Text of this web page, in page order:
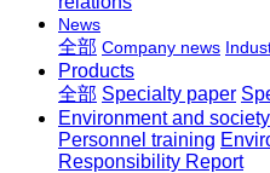
News
全部 Company news
Products
全部 Specialty paper
Environment and society
Personnel training
Responsibility Report